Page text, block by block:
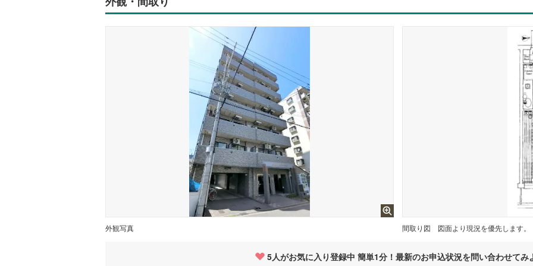
外観写真 間取り図 図面より現況を優先します。
5人がお気に入り登録中 簡単1分！最新のお申込状況を問い合わせてみ